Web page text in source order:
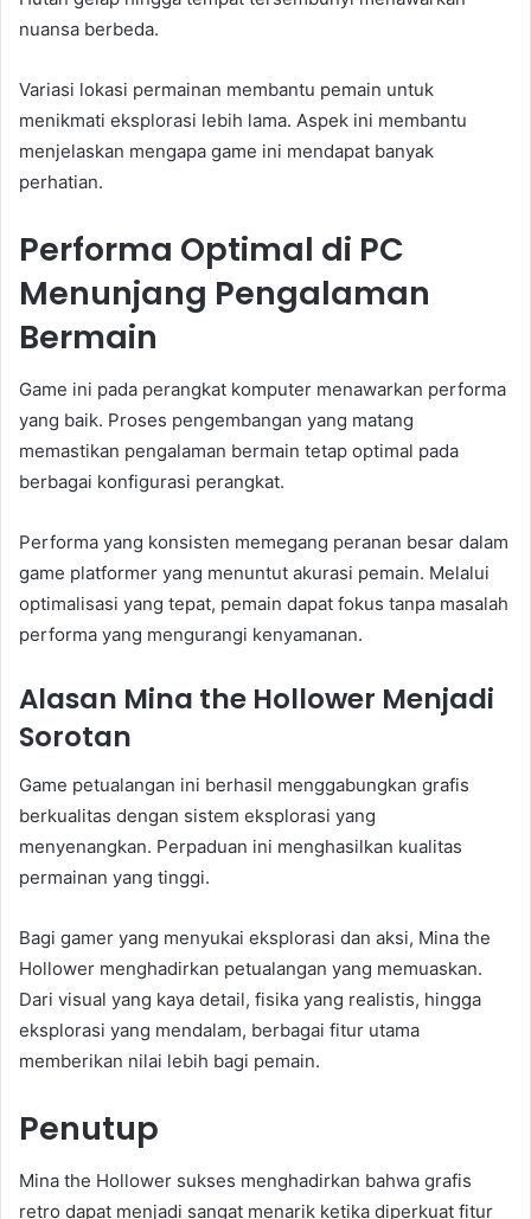
nuansa berbeda.
Variasi lokasi permainan membantu pemain untuk
menikmati eksplorasi lebih lama. Aspek ini membantu
menjelaskan mengapa game ini mendapat banyak
perhatian.
Performa Optimal di PC
Menunjang Pengalaman
Bermain
Game ini pada perangkat komputer menawarkan performa
yang baik. Proses pengembangan yang matang
memastikan pengalaman bermain tetap optimal pada
berbagai konfigurasi perangkat.
Performa yang konsisten memegang peranan besar dalam
game platformer yang menuntut akurasi pemain. Melalui
optimalisasi yang tepat, pemain dapat fokus tanpa masalah
performa yang mengurangi kenyamanan.
Alasan Mina the Hollower Menjadi
Sorotan
Game petualangan ini berhasil menggabungkan grafis
berkualitas dengan sistem eksplorasi yang
menyenangkan. Perpaduan ini menghasilkan kualitas
permainan yang tinggi.
Bagi gamer yang menyukai eksplorasi dan aksi, Mina the
Hollower menghadirkan petualangan yang memuaskan.
Dari visual yang kaya detail, fisika yang realistis, hingga
eksplorasi yang mendalam, berbagai fitur utama
memberikan nilai lebih bagi pemain.
Penutup
Mina the Hollower sukses menghadirkan bahwa grafis
retro dapat menjadi sangat menarik ketika diperkuat fitur